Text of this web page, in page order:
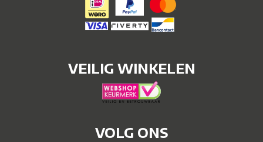
VEILIG WINKELEN
VOLG ONS